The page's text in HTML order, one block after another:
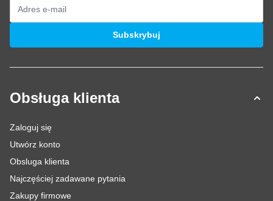
Adres e-mail
Subskrybuj
Obsługa klienta
Zaloguj się
Utwórz konto
Obsluga klienta
Najczęściej zadawane pytania
Zakupy firmowe